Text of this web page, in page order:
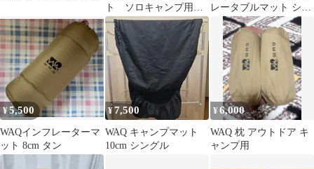
ト ソロキャンプ用テ
ント
レータブルマット シン
グル 10cm 専用シーツ
付き
¥5,500
WAQインフレーターマ
ット 8cm タン
¥7,500
WAQ キャンプマット
10cm シングル
¥6,000
WAQ 枕 アウトドア キ
ャンプ用